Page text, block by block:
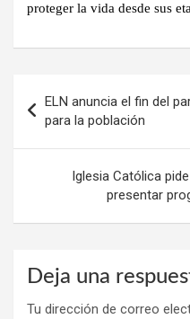
proteger la vida desde sus
de
entradas
ELN anuncia el fin del
para la población
Iglesia Católica
presentar
Deja una
Tu dirección de correo